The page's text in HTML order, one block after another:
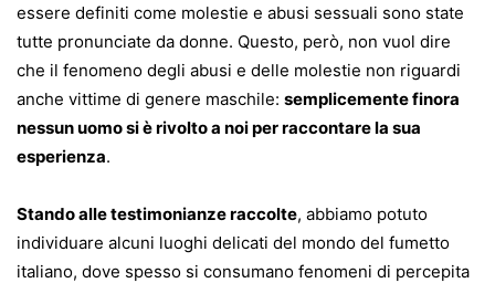
essere definiti come molestie e abusi sessuali sono state
tutte pronunciate da donne. Questo, però, non vuol dire
che il fenomeno degli abusi e delle molestie non riguardi
anche vittime di genere maschile: semplicemente finora
nessun uomo si è rivolto a noi per raccontare la sua
esperienza.
Stando alle testimonianze raccolte, abbiamo potuto
individuare alcuni luoghi delicati del mondo del fumetto
italiano, dove spesso si consumano fenomeni di percepita